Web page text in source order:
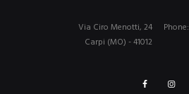
Phone:
Via Ciro Menotti, 24
Carpi (MO) - 41012